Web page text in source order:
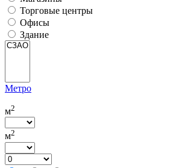
Торговые центры
Офисы
Здание
Метро
м2
м2